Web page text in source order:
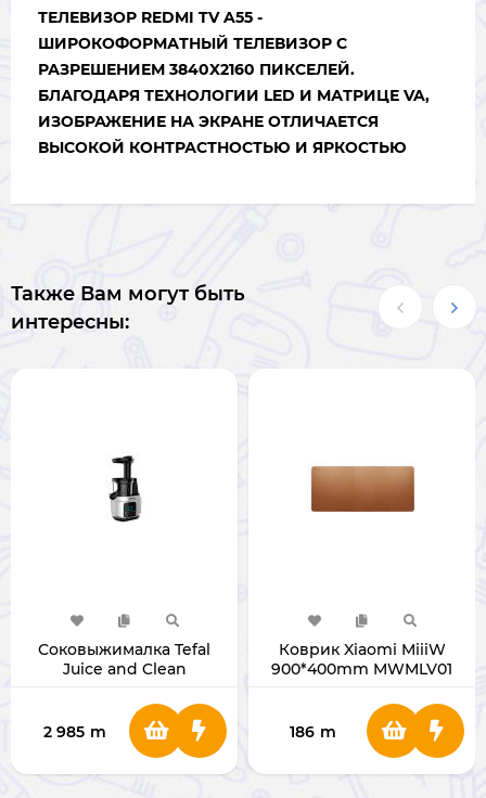
ТЕЛЕВИЗОР REDMI TV A55 -
ШИРОКОФОРМАТНЫЙ ТЕЛЕВИЗОР С
РАЗРЕШЕНИЕМ 3840X2160 ПИКСЕЛЕЙ.
БЛАГОДАРЯ ТЕХНОЛОГИИ LED И МАТРИЦЕ VA,
ИЗОБРАЖЕНИЕ НА ЭКРАНЕ ОТЛИЧАЕТСЯ
ВЫСОКОЙ КОНТРАСТНОСТЬЮ И ЯРКОСТЬЮ
Также Вам могут быть
интересны:
Соковыжималка Tefal
Juice and Clean
2 985 m
Коврик Xiaomi MiiiW
900*400mm MWMLV01
186 m